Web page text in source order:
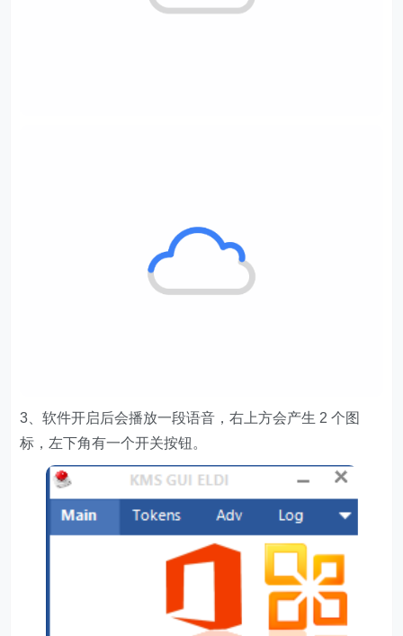
3、软件开启后会播放一段语音，右上方会产生 2 个图
标，左下角有一个开关按钮。